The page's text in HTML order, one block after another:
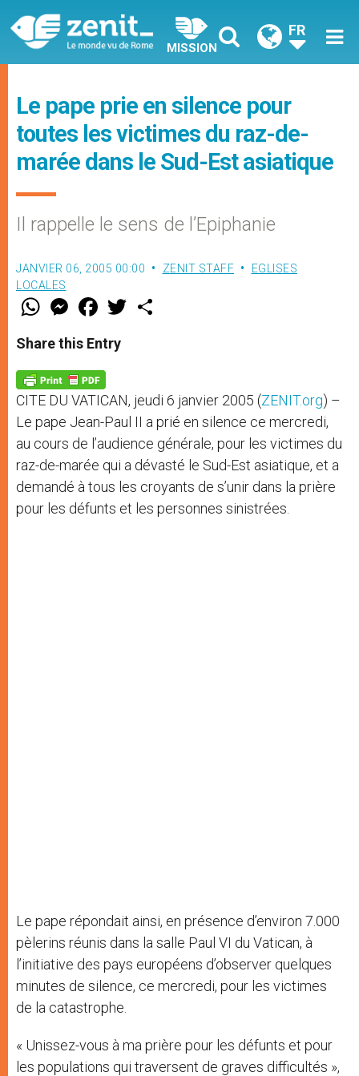
MISSION
FR
Le pape prie en silence pour
toutes les victimes du raz-de-
marée dans le Sud-Est asiatique
Il rappelle le sens de l’Epiphanie
JANVIER 06, 2005 00:00 ZENIT STAFF
EGLISES
LOCALES
W
t
s
p
p
M
e
s
e
g
e
r
F
a
e
b
o
k
w
Share this Entry
CITE DU VATICAN, jeudi 6 janvier 2005 (ZENIT.org) –
Le pape Jean-Paul II a prié en silence ce mercredi,
au cours de l’audience générale, pour les victimes du
raz-de-marée qui a dévasté le Sud-Est asiatique, et a
demandé à tous les croyants de s’unir dans la prière
pour les défunts et les personnes sinistrées.
Le pape répondait ainsi, en présence d’environ 7.000
pèlerins réunis dans la salle Paul VI du Vatican, à
l’initiative des pays européens d’observer quelques
minutes de silence, ce mercredi, pour les victimes
de la catastrophe.
« Unissez-vous à ma prière pour les défunts et pour
les populations qui traversent de graves difficultés »,